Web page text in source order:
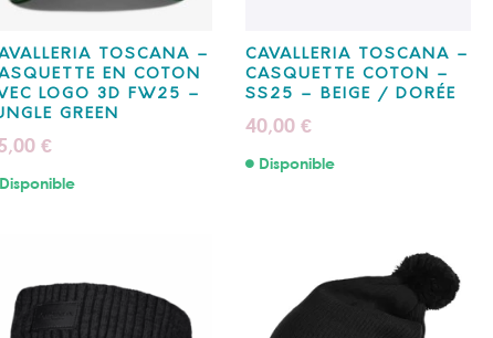
TOSCANA –
EN COTON
LOGO 3D FW25 –
GREEN
€
Disponible
CAVALLERIA TOSCANA –
CASQUETTE COTON –
SS25 – BEIGE / DORÉE
40,00 €
Disponible